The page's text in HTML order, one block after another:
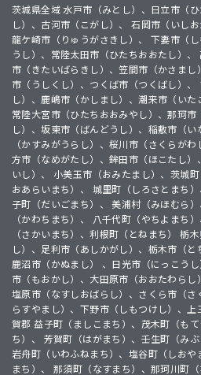
茨城県全域 水戸市（みとし）、日立市（
し）、古河市（こがし）、 石岡市（いし
龍ケ崎市（りゅうがさきし）、 下妻市（
うし）、常陸太田市（ひたちおおたし）
市（きたいばらきし）、笠間市（かさま
市（うしくし）、つくば市（つくばし）
し）、鹿嶋市（かしまし）、潮来市（いた
常陸大宮市（ひたちおおみやし）、那珂
し）、坂東市（ばんどうし）、稲敷市（
（かすみがうらし）、桜川市（さくらが
方市（なめがたし）、鉾田市（ほこたし
いし）、 小美玉市（おみたまし）、茨城
おあらいまち）、 城里町（しろさとまち
子町（だいごまち）、 美浦村（みほむら
（かわちまち）、 八千代町（やちよまち
（さかいまち）、利根町（とねまち） 栃
し）、足利市（あしかがし）、栃木市（と
鹿沼市（かぬまし） 、日光市（にっこう
市（もおかし）、大田原市（おおたわら
塩原市（なすしおばらし）、さくら市（
らすやまし）、下野市（しもつけし）、
賀郡 益子町（ましこまち）、茂木町（も
ち）、 芳賀町（はがまち）、壬生町（み
岩舟町（いわふねまち）、塩谷町（しお
まち）、 那須町（なすまち）、那珂川町